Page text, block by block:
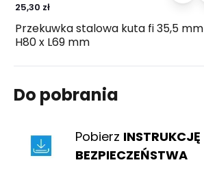
25,30 zł
Przekuwka stalowa kuta fi 35,5 mm
H80 x L69 mm
Do pobrania
Pobierz INSTRUKCJĘ
BEZPIECZEŃSTWA